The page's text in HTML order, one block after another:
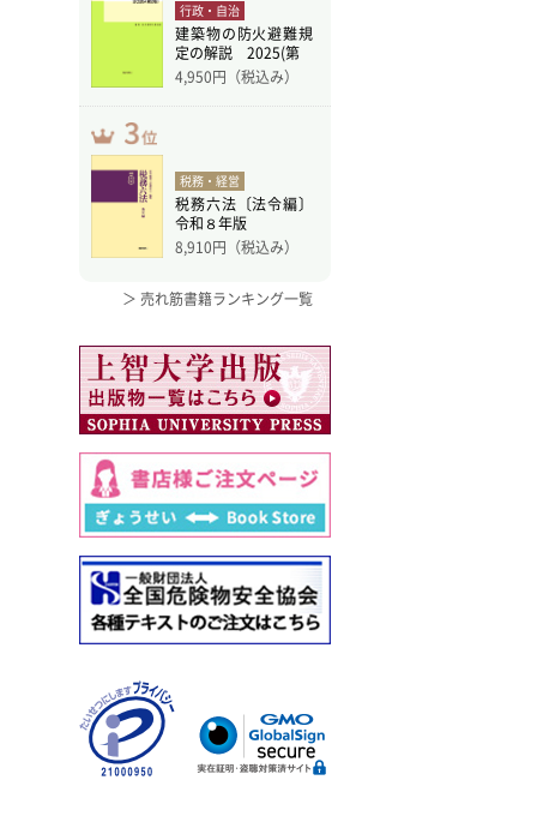
行政・自治
建築物の防火避難規
定の解説 2025(第
4,950円（税込み）
税務・経営
税務六法〔法令編〕
令和８年版
8,910円（税込み）
＞ 売れ筋書籍ランキング一覧